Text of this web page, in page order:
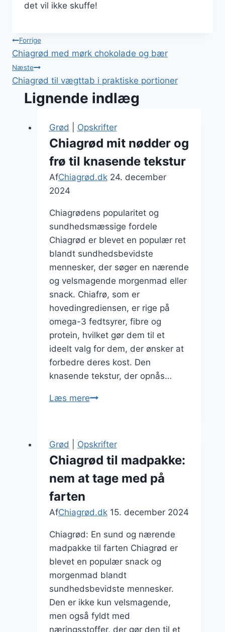
det vil ikke skuffe!
Indlægsnavigation
Forrige
Chiagrød med mørk chokolade og bær
Næste
Chiagrød til vægttab i praktiske portioner
Lignende indlæg
Grød Opskrifter
Chiagrød mit nødder og
frø til knasende tekstur
AfChiagrød.dk 24. december
2024
Chiagrødens popularitet og
sundhedsmæssige fordele
Chiagrød er blevet en populær ret
blandt sundhedsbevidste
mennesker, der søger en nærende
og velsmagende morgenmad eller
snack. Chiafrø, som er
hovedingrediensen, er rige på
omega-3 fedtsyrer, fibre og
protein, hvilket gør dem til et
ideelt valg for dem, der ønsker at
forbedre deres kost. Den
knasende tekstur, der opnås…
Læs mereChiagrød
og
til
knasende
Grød Opskrifter
Chiagrød til madpakke:
nem at tage med på
farten
AfChiagrød.dk 15. december 2024
Chiagrød: En sund og nærende
madpakke til farten Chiagrød er
blevet en populær snack og
morgenmad blandt
sundhedsbevidste mennesker.
Den er ikke kun velsmagende,
men også fyldt med
næringsstoffer, der gør den til et